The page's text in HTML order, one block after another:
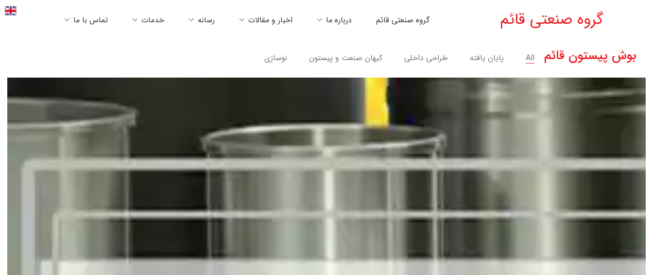
گروه صنعتی قائم گروه صنعتی قائم درباره ما اخبار و مقالات رسانه خدمات تماس با ما
بوش پیستون قائم All پایان یافته طراحی داخلی کیهان صنعت و پیستون نوسازی